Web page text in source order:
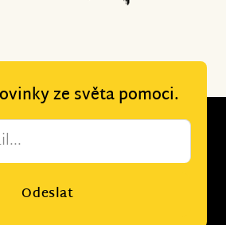
ze světa pomoci.
Odeslat